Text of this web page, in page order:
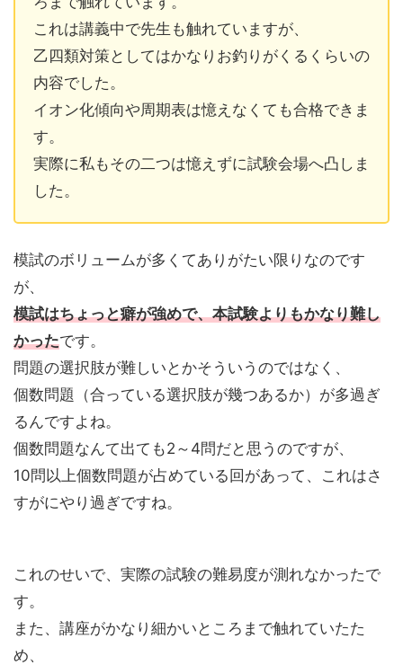
これは講義中で先生も触れていますが、
乙四類対策としてはかなりお釣りがくるくらいの
内容でした。
イオン化傾向や周期表は憶えなくても合格できま
す。
実際に私もその二つは憶えずに試験会場へ凸しま
した。
模試のボリュームが多くてありがたい限りなのです
が、
模試はちょっと癖が強めで、本試験よりもかなり難し
かったです。
問題の選択肢が難しいとかそういうのではなく、
個数問題（合っている選択肢が幾つあるか）が多過ぎ
るんですよね。
個数問題なんて出ても2～4問だと思うのですが、
10問以上個数問題が占めている回があって、これはさ
すがにやり過ぎですね。
これのせいで、実際の試験の難易度が測れなかったで
す。
また、講座がかなり細かいところまで触れていたた
め、